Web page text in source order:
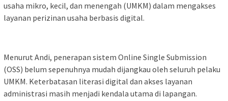
usaha mikro, kecil, dan menengah (UMKM) dalam mengakses
layanan perizinan usaha berbasis digital.
Menurut Andi, penerapan sistem Online Single Submission
(OSS) belum sepenuhnya mudah dijangkau oleh seluruh pelaku
UMKM. Keterbatasan literasi digital dan akses layanan
administrasi masih menjadi kendala utama di lapangan.